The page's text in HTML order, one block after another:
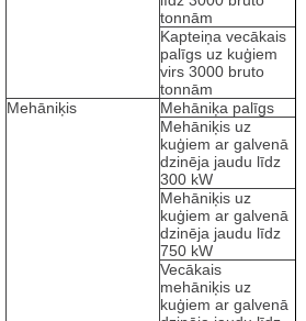
tonnām
Kapteiņa vecākais
palīgs uz kuģiem
virs 3000 bruto
tonnām
Mehāniķis
Mehāniķa palīgs
Mehāniķis uz
kuģiem ar galvenā
dzinēja jaudu līdz
300 kW
Mehāniķis uz
kuģiem ar galvenā
dzinēja jaudu līdz
750 kW
Vecākais
mehāniķis uz
kuģiem ar galvenā